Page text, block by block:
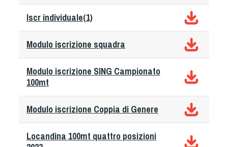
Iscr individuale(1)
Modulo iscrizione squadra
Modulo iscrizione SING Campionato
100mt
Modulo iscrizione Coppia di Genere
Locandina 100mt quattro posizioni
Softair
Cinofilia Sportiva
DiscDog
Dog Balance
Dog Trail